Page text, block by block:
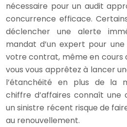
nécessaire pour un audit
concurrence efficace.
déclencher une alerte
mandat d’un expert pour
votre contrat, même en cours
vous vous apprêtez à lancer
l’étanchéité en plus de la
chiffre d’affaires connaît une
un sinistre récent risque de
au renouvellement.